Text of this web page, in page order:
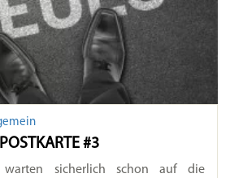
#3
sicherlich schon auf die